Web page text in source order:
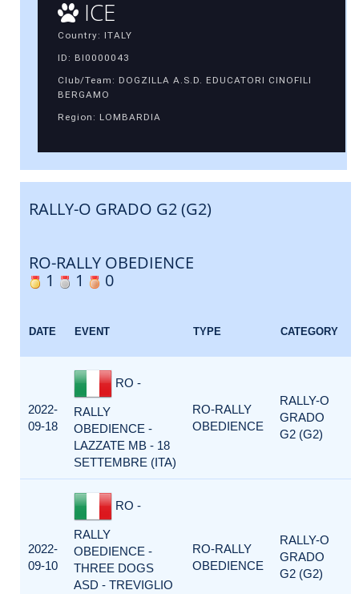
ICE
Country: ITALY
ID: BI0000043
Club/Team: DOGZILLA A.S.D. EDUCATORI CINOFILI
BERGAMO
Region: LOMBARDIA
RALLY-O GRADO G2 (G2)
RO-RALLY OBEDIENCE
1
1 0
DATE EVENT TYPE CATEGORY
2022-
09-18
RO -
RALLY
OBEDIENCE -
LAZZATE MB - 18
SETTEMBRE (ITA)
RO-RALLY
OBEDIENCE
RALLY-O
GRADO
G2 (G2)
2022-
09-10
RO -
RALLY
OBEDIENCE -
THREE DOGS
ASD - TREVIGLIO
RO-RALLY
OBEDIENCE
RALLY-O
GRADO
G2 (G2)